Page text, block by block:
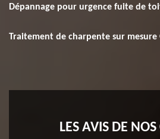
Dépannage pour urgence fuite de
Traitement de charpente sur mesure
LES AVIS DE NOS